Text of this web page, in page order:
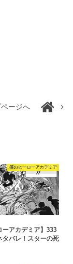
ページへ
僕のヒーローアカデミア
ーアカデミア】333
タバレ！スターの死